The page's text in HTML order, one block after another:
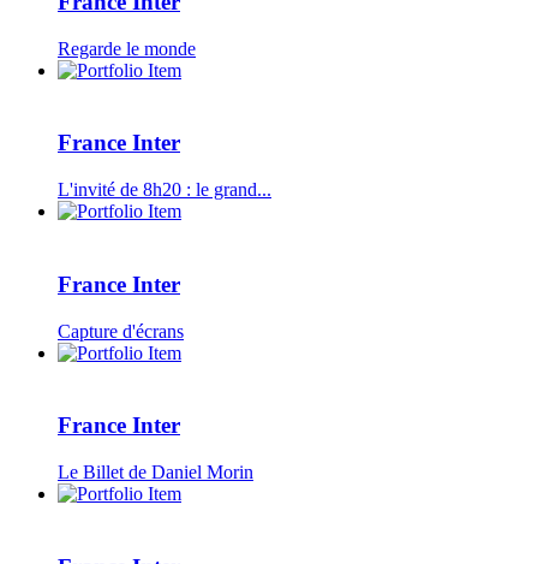
Regarde le monde
France Inter
L'invité de 8h20 : le grand...
France Inter
Capture d'écrans
France Inter
Le Billet de Daniel Morin